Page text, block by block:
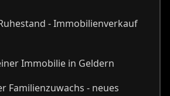
- Immobilienverkauf
Immobilie in Geldern
Familienzuwachs - neues